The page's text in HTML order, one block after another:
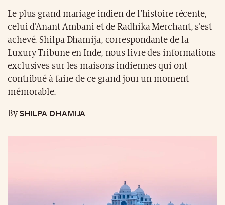
Le plus grand mariage indien de l’histoire récente,
celui d’Anant Ambani et de Radhika Merchant, s’est
achevé. Shilpa Dhamija, correspondante de la
Luxury Tribune en Inde, nous livre des informations
exclusives sur les maisons indiennes qui ont
contribué à faire de ce grand jour un moment
mémorable.
BySHILPA DHAMIJA